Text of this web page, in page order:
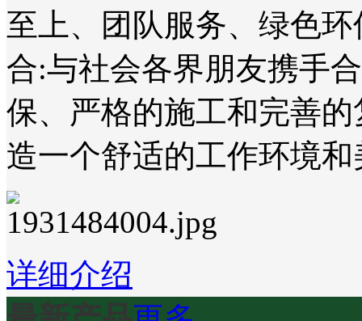
至上、团队服务、绿色
合:与社会各界朋友携手
保、严格的施工和完善
造一个舒适的工作环境
详细介绍